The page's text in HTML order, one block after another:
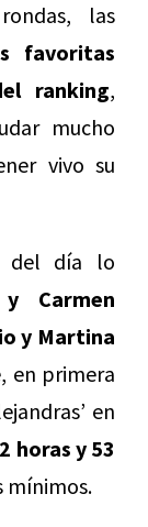
las
favoritas
ranking,
mucho
vivo su
del día lo
Carmen
y Martina
en primera
en
2 horas y 53
mínimos.